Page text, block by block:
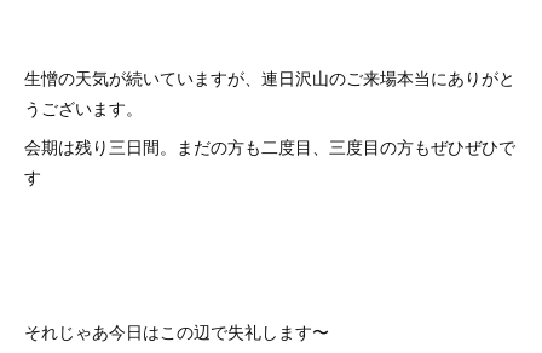
生憎の天気が続いていますが、連日沢山のご来場本当にありがと
うございます。
会期は残り三日間。まだの方も二度目、三度目の方もぜひぜひで
す
それじゃあ今日はこの辺で失礼します〜